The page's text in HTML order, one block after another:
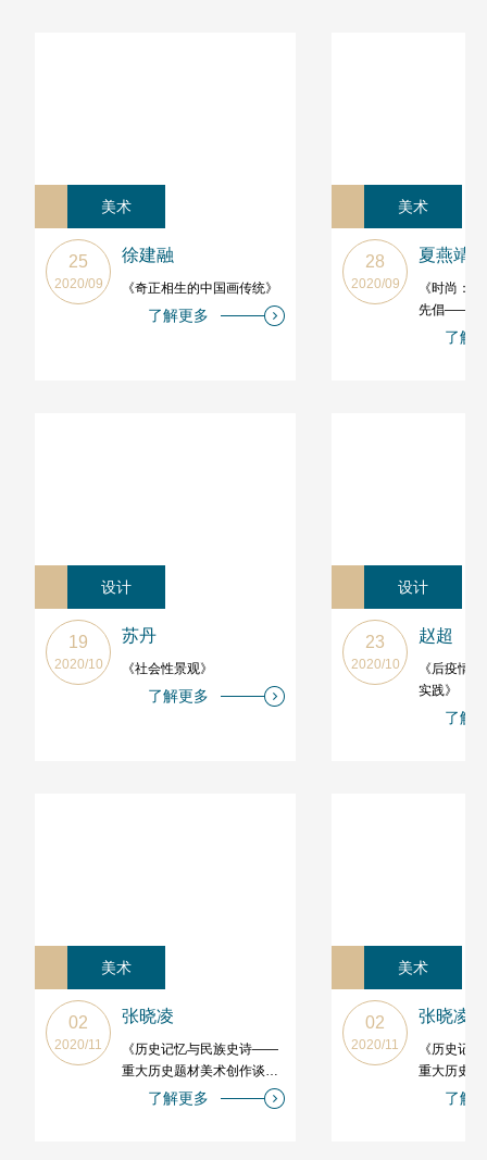
美术
25
2020/09
徐建融
《奇正相生的中国画传统》
了解更多
美术
28
2020/09
夏燕靖
《时尚：
先倡——关
意产业协
了解
设计
19
2020/10
苏丹
《社会性景观》
了解更多
设计
23
2020/10
赵超
《后疫情
实践》
了解
美术
02
2020/11
张晓凌
《历史记忆与民族史诗——
重大历史题材美术创作谈》
（一）了解更多
美术
02
2020/11
张晓凌
《历史记
重大历史
（四）了解